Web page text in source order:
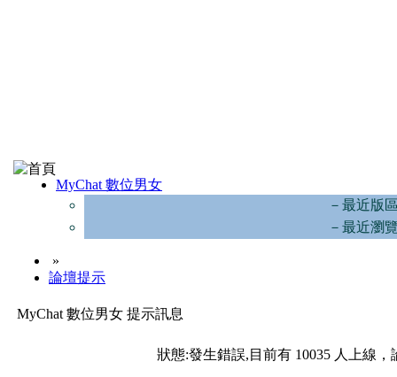
MyChat 數位男女
－最近版
－最近瀏
»
論壇提示
MyChat 數位男女 提示訊息
狀態:發生錯誤,目前有 10035 人上線